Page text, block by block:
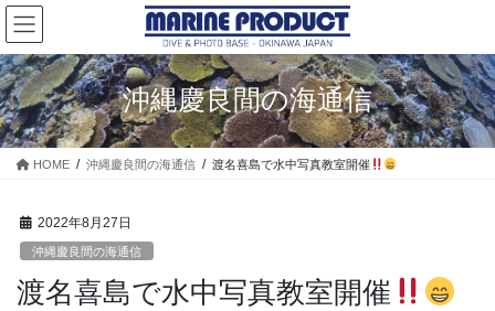
コ
ン
テ
ン
ツ
に
移
ナ
ビ
ゲ
ー
シ
ョ
ン
沖縄慶良間の海通信
HOME 沖縄慶良間の海通信 渡名喜島で水中写真教室開催
2022年8月27日
沖縄慶良間の海通信
渡名喜島で水中写真教室開催